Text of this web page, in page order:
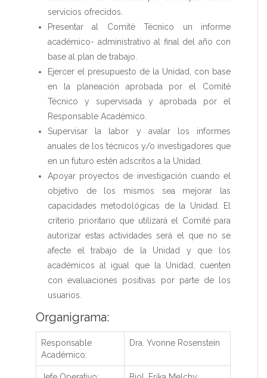
servicios ofrecidos.
Presentar al Comité Técnico un informe
académico- administrativo al final del año con
base al plan de trabajo.
Ejercer el presupuesto de la Unidad, con base
en la planeación aprobada por el Comité
Técnico y supervisada y aprobada por el
Responsable Académico.
Supervisar la labor y avalar los informes
anuales de los técnicos y/o investigadores que
en un futuro estén adscritos a la Unidad.
Apoyar proyectos de investigación cuando el
objetivo de los mismos sea mejorar las
capacidades metodológicas de la Unidad. El
criterio prioritario que utilizará el Comité para
autorizar estas actividades será el que no se
afecte el trabajo de la Unidad y que los
académicos al igual que la Unidad, cuenten
con evaluaciones positivas por parte de los
usuarios.
Organigrama:
Responsable
Académico:
Dra. Yvonne Rosenstein